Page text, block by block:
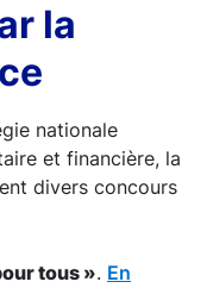
la
nationale
et financière, la
divers concours
tous ». En